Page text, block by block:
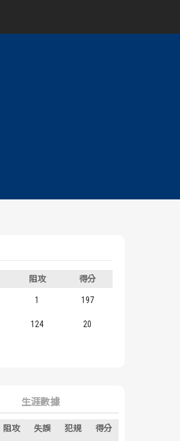
阻攻 得分
1 197
124 20
生涯數據
阻攻 失誤 犯規
得分